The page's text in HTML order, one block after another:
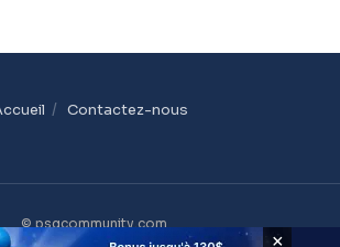
Contactez-nous
© psgcommunity.com
×